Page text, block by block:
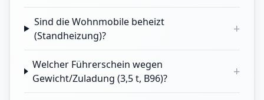
Sind die Wohnmobile beheizt
(Standheizung)?
+
Welcher Führerschein wegen
Gewicht/Zuladung (3,5 t, B96)?
+